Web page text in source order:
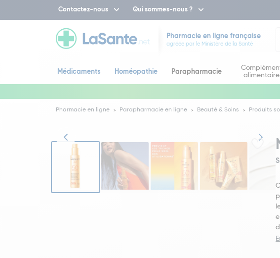
Contactez-nous Qui sommes-nous ?
Pharmacie en ligne française
agréée par le Ministère de la Santé
Médicaments Homéopathie Parapharmacie
Pharmacie en ligne Parapharmacie en ligne Beauté & Soins Produits